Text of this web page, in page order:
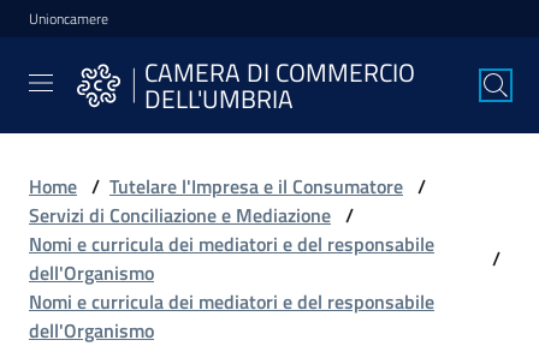
Vai al contenuto
Vai alla navigazione
Vai al footer
Unioncamere
CAMERA DI COMMERCIO
DELL'UMBRIA
CAMERA DI
COMMERCIO
DELL'UMBRIA
La
Camera
Home / Tutelare l'Impresa e il Consumatore /
Servizi di Conciliazione e Mediazione /
Nomi e curricula dei mediatori e del responsabile
dell'Organismo
/
Nomi e curricula dei mediatori e del responsabile
dell'Organismo